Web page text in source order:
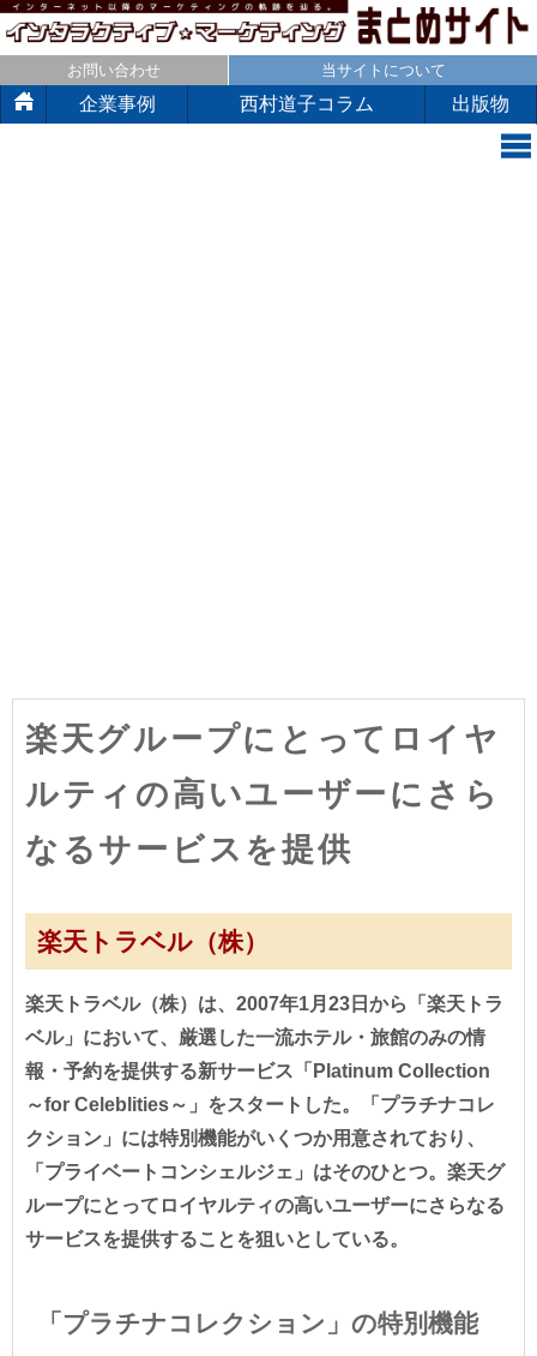
お問い合わせ 当サイトについて
企業事例 西村道子コラム 出版物
楽天グループにとってロイヤ
ルティの高いユーザーにさら
なるサービスを提供
楽天トラベル（株）
楽天トラベル（株）は、2007年1月23日から「楽天トラ
ベル」において、厳選した一流ホテル・旅館のみの情
報・予約を提供する新サービス「Platinum Collection
～for Celeblities～」をスタートした。「プラチナコレ
クション」には特別機能がいくつか用意されており、
「プライベートコンシェルジェ」はそのひとつ。楽天グ
ループにとってロイヤルティの高いユーザーにさらなる
サービスを提供することを狙いとしている。
「プラチナコレクション」の特別機能